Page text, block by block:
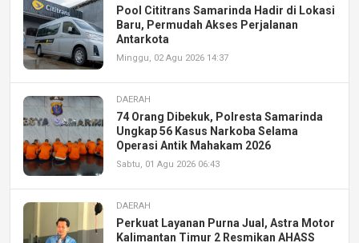
Pool Cititrans Samarinda Hadir di Lokasi
Baru, Permudah Akses Perjalanan
Antarkota
Minggu, 02 Agu 2026 14:37
DAERAH
74 Orang Dibekuk, Polresta Samarinda
Ungkap 56 Kasus Narkoba Selama
Operasi Antik Mahakam 2026
Sabtu, 01 Agu 2026 06:43
DAERAH
Perkuat Layanan Purna Jual, Astra Motor
Kalimantan Timur 2 Resmikan AHASS